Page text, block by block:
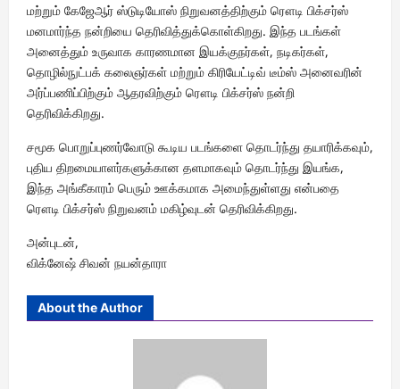
மற்றும் கேஜேஆர் ஸ்டுடியோஸ் நிறுவனத்திற்கும் ரௌடி பிக்சர்ஸ்
மனமார்ந்த நன்றியை தெரிவித்துக்கொள்கிறது. இந்த படங்கள்
அனைத்தும் உருவாக காரணமான இயக்குநர்கள், நடிகர்கள்,
தொழில்நுட்பக் கலைஞர்கள் மற்றும் கிரியேட்டிவ் டீம்ஸ் அனைவரின்
அர்ப்பணிப்பிற்கும் ஆதரவிற்கும் ரௌடி பிக்சர்ஸ் நன்றி
தெரிவிக்கிறது.
சமூக பொறுப்புணர்வோடு கூடிய படங்களை தொடர்ந்து தயாரிக்கவும்,
புதிய திறமையாளர்களுக்கான தளமாகவும் தொடர்ந்து இயங்க,
இந்த அங்கீகாரம் பெரும் ஊக்கமாக அமைந்துள்ளது என்பதை
ரௌடி பிக்சர்ஸ் நிறுவனம் மகிழ்வுடன் தெரிவிக்கிறது.
அன்புடன்,
விக்னேஷ் சிவன் நயன்தாரா
About the Author